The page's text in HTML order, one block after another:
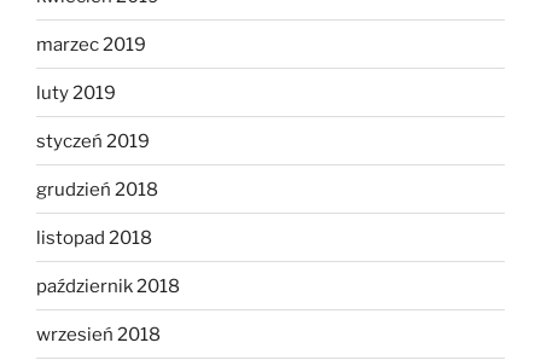
marzec 2019
luty 2019
styczeń 2019
grudzień 2018
listopad 2018
październik 2018
wrzesień 2018